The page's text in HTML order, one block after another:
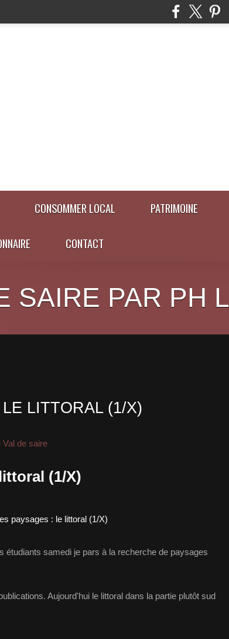
CONSOMMER LOCAL PATRIMOINE
CONTACT
SAIRE PAR PH L
LITTORAL (1/X)
Val de saire
(1/X)
étudiants samedi je pars à la recherche de paysages
Aujourd'hui le littoral dans la partie plutôt sud